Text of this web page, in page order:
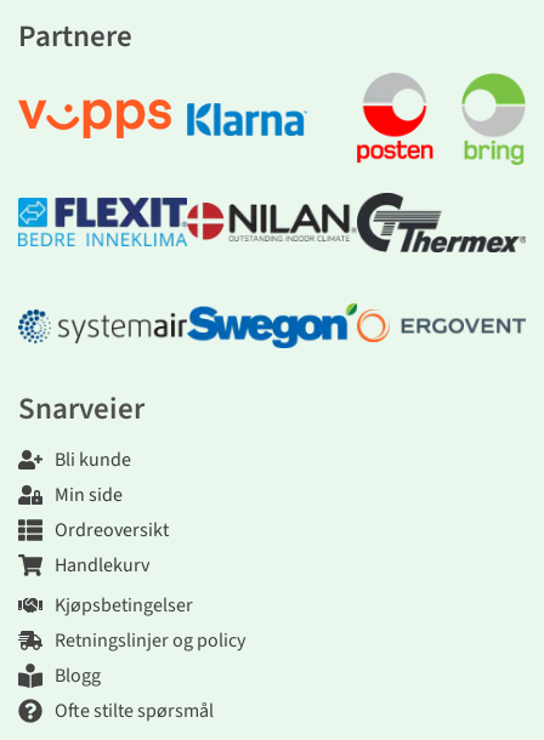
Partnere
Snarveier
Bli kunde
Min side
Ordreoversikt
Handlekurv
Kjøpsbetingelser
Retningslinjer og policy
Blogg
Ofte stilte spørsmål